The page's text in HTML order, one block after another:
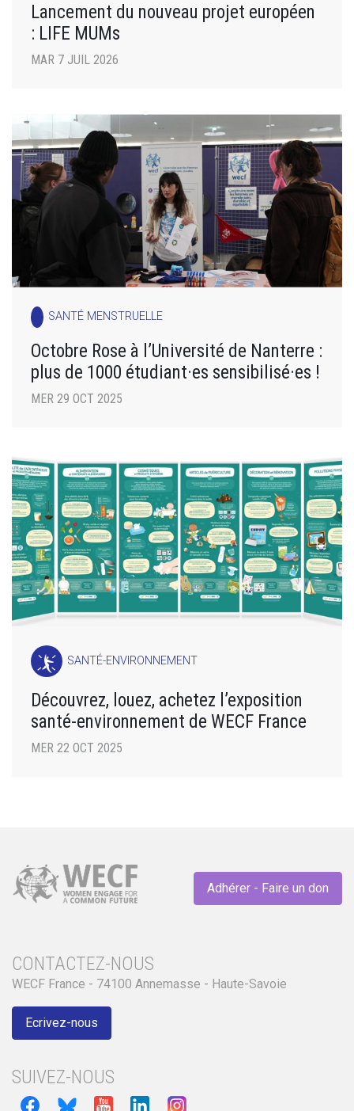
Lancement du nouveau projet européen
: LIFE MUMs
MAR 7 JUIL 2026
SANTÉ MENSTRUELLE
Octobre Rose à l’Université de Nanterre :
plus de 1000 étudiant·es sensibilisé·es !
MER 29 OCT 2025
SANTÉ-ENVIRONNEMENT
Découvrez, louez, achetez l’exposition
santé-environnement de WECF France
MER 22 OCT 2025
Adhérer - Faire un don
CONTACTEZ-NOUS
WECF France - 74100 Annemasse - Haute-Savoie
Ecrivez-nous
SUIVEZ-NOUS